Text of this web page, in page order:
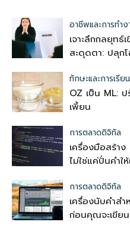
อาชีพและการทำง
เจาะลึกกลยุท
สะดุดตา: ปลุก
ทักษะและการเรีย
OZ เป็น ML: ป
เพี้ยน
การตลาดดิจิทัล
เครื่องมือสร้า
ไม่ใช่แค่ปั่นคำใ
การตลาดดิจิทัล
เครื่องนับคำสำ
ก่อนคุณจะเขีย